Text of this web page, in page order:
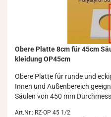
Obere Plat­te 8cm für 45cm
klei­dung OP45cm
Obere Plat­te für runde und
Innen und Au­ßen­be­reich
Säu­len von 450 mm
Art.Nr.: RZ-OP 45 1/2